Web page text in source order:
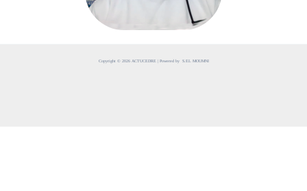
Copyright © 2026 ACTUCEDRE | Powered by S.EL MOUMNI